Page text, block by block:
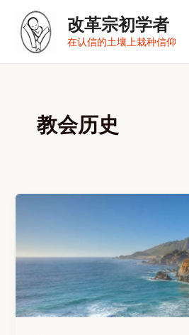
改革宗初学者
在认信的土壤上栽种信仰
教会历史